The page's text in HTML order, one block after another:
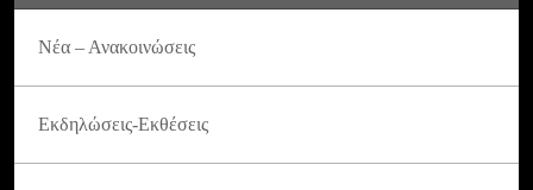
Νέα – Ανακοινώσεις
Εκδηλώσεις-Εκθέσεις